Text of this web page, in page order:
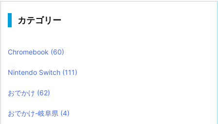
カテゴリー
Chromebook (60)
Nintendo Switch (111)
おでかけ (62)
おでかけ-岐阜県 (4)